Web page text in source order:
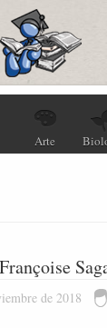
Arte
de 2018